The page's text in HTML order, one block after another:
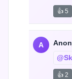
👍 5
A
👍 2